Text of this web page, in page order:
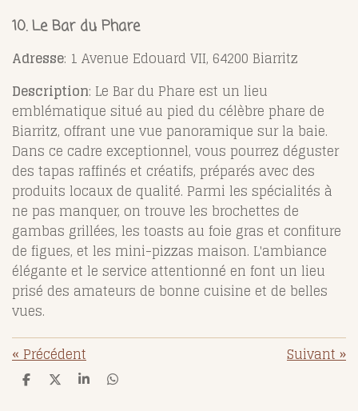
10. Le Bar du Phare
Adresse: 1 Avenue Edouard VII, 64200 Biarritz
Description: Le Bar du Phare est un lieu
emblématique situé au pied du célèbre phare de
Biarritz, offrant une vue panoramique sur la baie.
Dans ce cadre exceptionnel, vous pourrez déguster
des tapas raffinés et créatifs, préparés avec des
produits locaux de qualité. Parmi les spécialités à
ne pas manquer, on trouve les brochettes de
gambas grillées, les toasts au foie gras et confiture
de figues, et les mini-pizzas maison. L'ambiance
élégante et le service attentionné en font un lieu
prisé des amateurs de bonne cuisine et de belles
vues.
«Précédent Suivant»
P P P P